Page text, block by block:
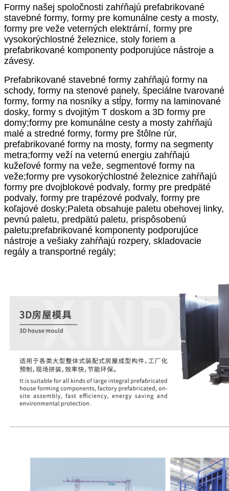
Formy našej spoločnosti zahŕňajú prefabrikované
stavebné formy, formy pre komunálne cesty a mosty,
formy pre veže veterných elektrární, formy pre
vysokorýchlostné železnice, stoly foriem a
prefabrikované komponenty podporujúce nástroje a
závesy.
Prefabrikované stavebné formy zahŕňajú formy na
schody, formy na stenové panely, špeciálne tvarované
formy, formy na nosníky a stĺpy, formy na laminované
dosky, formy s dvojitým T doskom a 3D formy pre
domy;formy pre komunálne cesty a mosty zahŕňajú
malé a stredné formy, formy pre štôlne rúr,
prefabrikované formy na mosty, formy na segmenty
metra;formy veží na veternú energiu zahŕňajú
kužeľové formy na veže, segmentové formy na
veže;formy pre vysokorýchlostné železnice zahŕňajú
formy pre dvojblokové podvaly, formy pre predpäté
podvaly, formy pre trapézové podvaly, formy pre
koľajové dosky;Paleta obsahuje paletu obehovej linky,
pevnú paletu, predpätú paletu, prispôsobenú
paletu;prefabrikované komponenty podporujúce
nástroje a vešiaky zahŕňajú rozpery, skladovacie
regály a transportné regály;